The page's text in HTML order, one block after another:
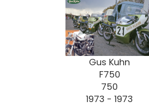
Gus Kuhn
F750
750
1973 - 1973